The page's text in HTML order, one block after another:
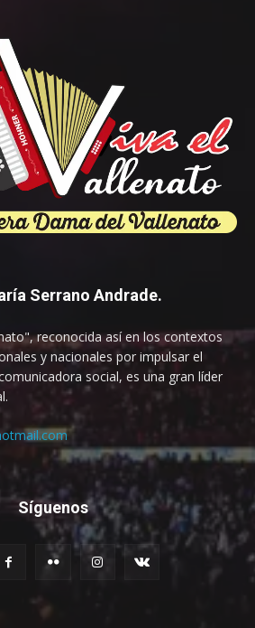
Serrano Andrade.
reconocida así en los contextos
y nacionales por impulsar el
social, es una gran líder
Síguenos